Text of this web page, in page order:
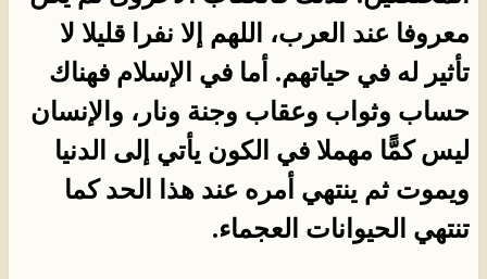
معروفا عند العرب، اللهم إلا نفرا قليلا لا
تأثير له في حياتهم. أما في الإسلام فهناك
حساب وثواب وعقاب وجنة ونار، والإنسان
ليس كمًّا مهملا في الكون يأتي إلى الدنيا
ويموت ثم ينتهي أمره عند هذا الحد كما
تنتهي الحيوانات العجماء.